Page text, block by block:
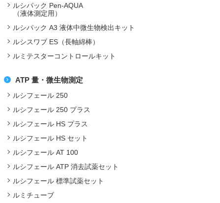
ルシパック Pen-AQUA
（液体測定用）
ルシパック A3 液体中微生物検出キット
ルシスワブ ES（長軸綿棒）
ルミテスターコントロールキット
ATP 量・微生物測定
ルシフェール 250
ルシフェール 250 プラス
ルシフェール HS プラス
ルシフェール HS セット
ルシフェール AT 100
ルシフェール ATP 消去試薬セット
ルシフェール 標準試薬セット
ルミチューブ